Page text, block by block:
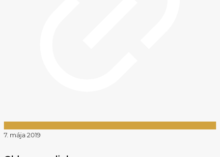
7. mája 2019